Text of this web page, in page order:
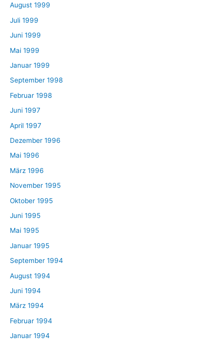
August 1999
Juli 1999
Juni 1999
Mai 1999
Januar 1999
September 1998
Februar 1998
Juni 1997
April 1997
Dezember 1996
Mai 1996
März 1996
November 1995
Oktober 1995
Juni 1995
Mai 1995
Januar 1995
September 1994
August 1994
Juni 1994
März 1994
Februar 1994
Januar 1994